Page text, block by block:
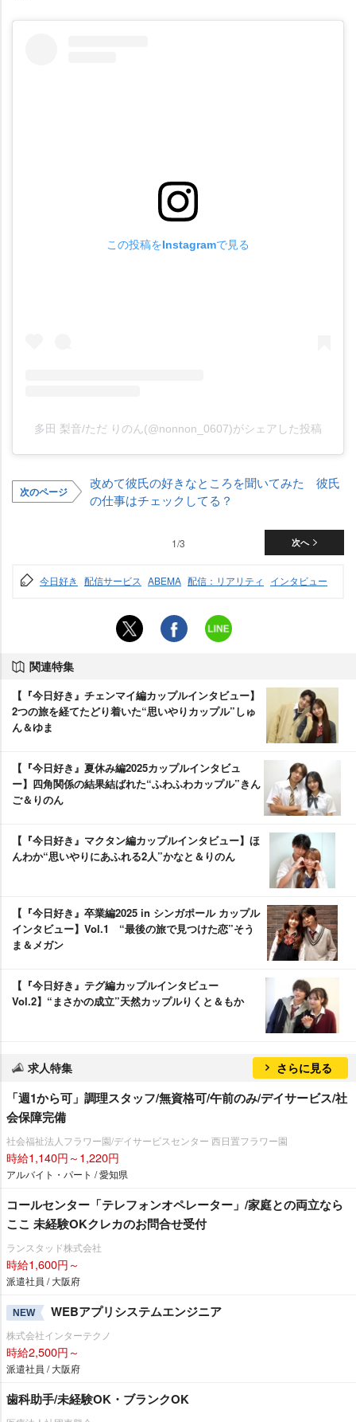
この投稿をInstagramで見る
多田 梨音/ただ りのん(@nonnon_0607)がシェアした投稿
次のページ
改めて彼氏の好きなところを聞いてみた 彼氏
の仕事はチェックしてる？
次へ
1/3
今日好き 配信サービス ABEMA 配信：リアリティ インタビュー
関連特集
【『今日好き』チェンマイ編カップルインタビュー】
2つの旅を経てたどり着いた“思いやりカップル”しゅ
ん＆ゆま
【『今日好き』夏休み編2025カップルインタビュ
ー】四角関係の結果結ばれた“ふわふわカップル”きん
ご＆りのん
【『今日好き』マクタン編カップルインタビュー】ほ
んわか“思いやりにあふれる2人”かなと＆りのん
【『今日好き』卒業編2025 in シンガポール カップル
インタビュー】Vol.1 “最後の旅で見つけた恋”そう
ま＆メガン
【『今日好き』テグ編カップルインタビュー
Vol.2】“まさかの成立”天然カップルりくと＆もか
求人特集 さらに見る
「週1から可」調理スタッフ/無資格可/午前のみ/デイサービス/社
会保障完備
社会福祉法人フラワー園/デイサービスセンター 西日置フラワー園
時給1,140円～1,220円
アルバイト・パート / 愛知県
コールセンター「テレフォンオペレーター」/家庭との両立なら
ここ 未経験OKクレカのお問合せ受付
ランスタッド株式会社
時給1,600円～
派遣社員 / 大阪府
NEW WEBアプリシステムエンジニア
株式会社インターテクノ
時給2,500円～
派遣社員 / 大阪府
歯科助手/未経験OK・ブランクOK